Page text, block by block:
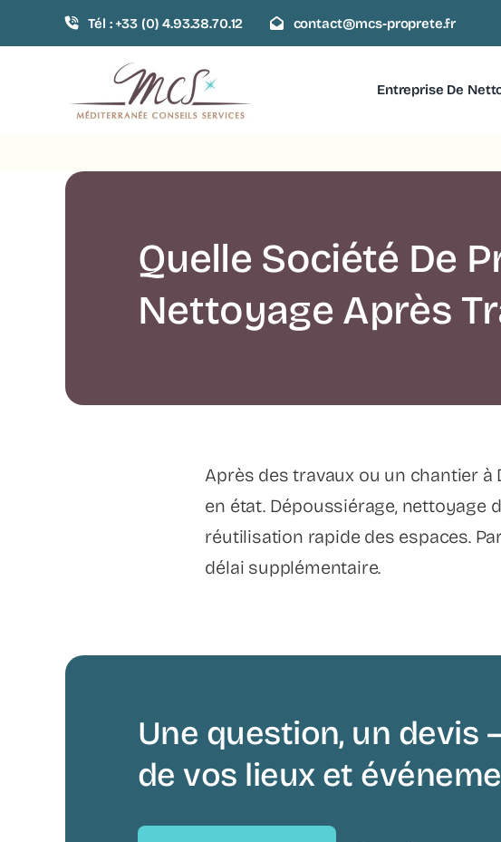
Tél : +33 (0) 4.93.38.70.12 contact@mcs-proprete.fr
Entreprise De
Quelle Société De
Nettoyage Après
Après des travaux ou un chantier
en état. Dépoussiérage, nettoyage
réutilisation rapide des espaces.
délai supplémentaire.
Une question, un devis
de vos lieux et